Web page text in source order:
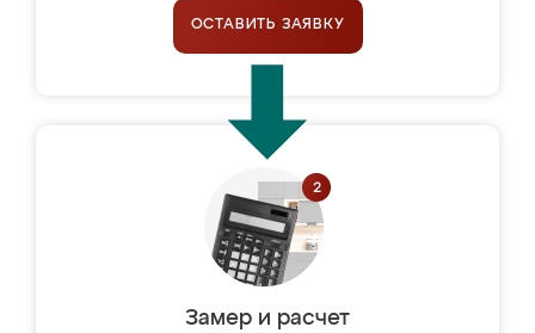
ОСТАВИТЬ ЗАЯВКУ
Замер и расчет